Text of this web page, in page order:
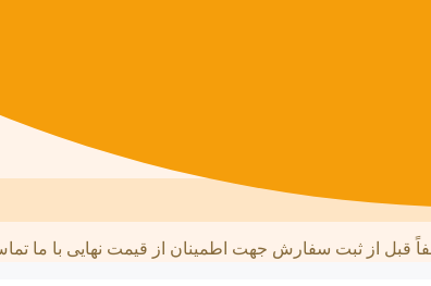
قبل از ثبت سفارش جهت اطمینان از قیمت نهایی با ما